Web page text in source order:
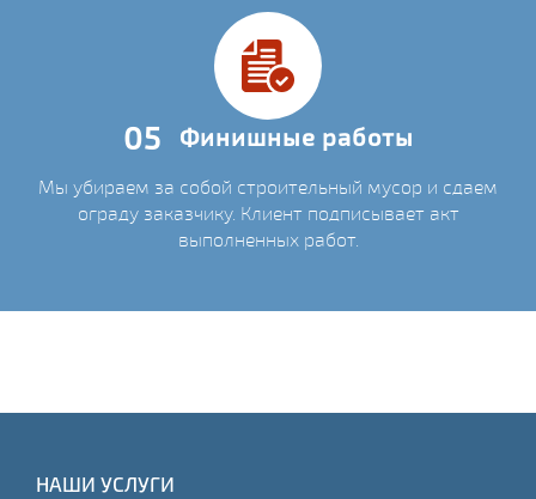
05 Финишные работы
Мы убираем за собой строительный мусор и сдаем
ограду заказчику. Клиент подписывает акт
выполненных работ.
НАШИ УСЛУГИ